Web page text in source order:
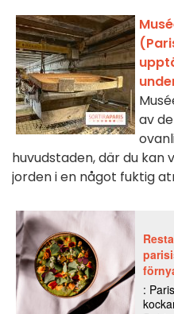
av
huvudstaden, där du kan
jorden i en något fuktig